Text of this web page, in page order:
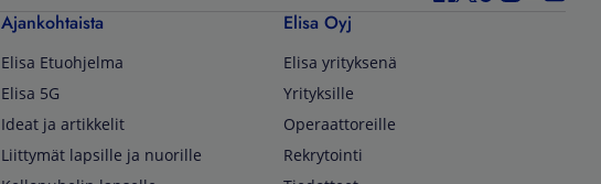
Ajankohtaista
Elisa Etuohjelma
Elisa 5G
Ideat ja artikkelit
Liittymät lapsille ja nuorille
Elisa Oyj
Elisa yrityksenä
Yrityksille
Operaattoreille
Rekrytointi